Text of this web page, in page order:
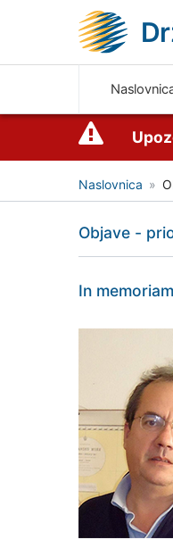
Naslovnica
Objave -
In memoriam